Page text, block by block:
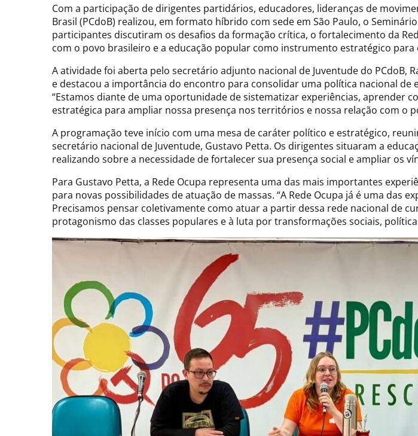
Com a participação de dirigentes partidários, educadores, lideranças de
Brasil (PCdoB) realizou, em formato híbrido com sede em São Paulo, o
participantes discutiram os desafios da formação crítica, o fortalecimento da
com o povo brasileiro e a educação popular como instrumento estratégico
A atividade foi aberta pelo secretário adjunto nacional de Juventude do PCdoB,
e destacou a importância do encontro para consolidar uma política nacional
“Estamos diante de uma oportunidade de sistematizar experiências, aprender
estratégica para ampliar nossa presença nos territórios e nossa relação com o
A programação teve início com uma mesa de caráter político e estratégico,
secretário nacional de Juventude, Gustavo Petta. Os dirigentes situaram a
realizando sobre a necessidade de fortalecer sua presença social e ampliar os
Para Gustavo Petta, a Rede Ocupa representa uma das mais importantes
para novas possibilidades de atuação de massas. “A Rede Ocupa já é uma
Precisamos pensar coletivamente como atuar a partir dessa rede nacional de
protagonismo das classes populares e à luta por transformações sociais,